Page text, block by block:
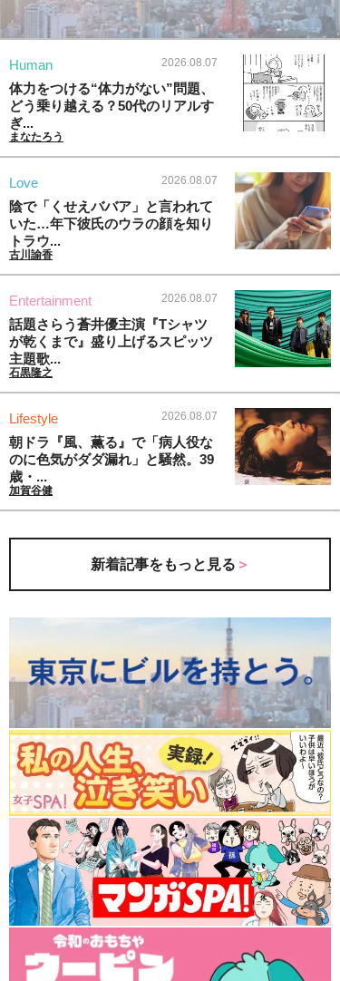
Human 2026.08.07
体力をつける“体力がない”問題、
どう乗り越える？50代のリアルす
ぎ...
まなたろう
Love 2026.08.07
陰で「くせえババア」と言われて
いた…年下彼氏のウラの顔を知り
トラウ...
古川諭香
Entertainment 2026.08.07
話題さらう蒼井優主演『Tシャツ
が乾くまで』盛り上げるスピッツ
主題歌...
石黒隆之
Lifestyle 2026.08.07
朝ドラ『風、薫る』で「病人役な
のに色気がダダ漏れ」と騒然。39
歳・...
加賀谷健
新着記事をもっと見る